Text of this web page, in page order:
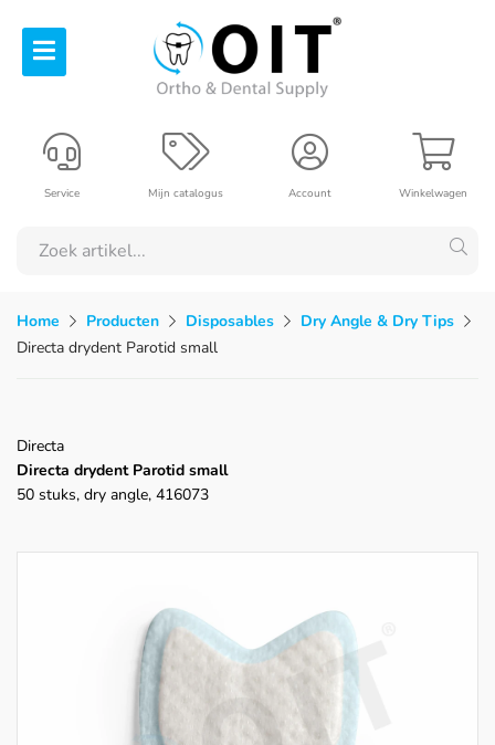
Winkelwagen
Account
Mijn catalogus
Service
Home Producten Disposables
Dry Angle & Dry Tips
Directa drydent Parotid small
Directa
Directa drydent Parotid small
50 stuks, dry angle, 416073